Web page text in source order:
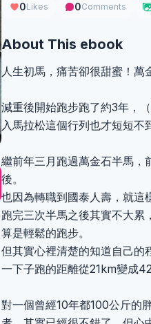
0Likes 0Comments
About This ebook
人生初馬，痛苦卻很甜蜜！萬
減重後開始跑步跑了約3年，
入馬拉松這個行列也才短短不
繼前年三月跑過萬金石半馬，
後。
也因為轉職到國泰人壽，就這
跑完三次半馬之後其實不大累
算是輕鬆的跑步。
但其實心裡清楚的知道自己的
一下子跑的距離從21km變成
對一個曾經10年都100公斤的